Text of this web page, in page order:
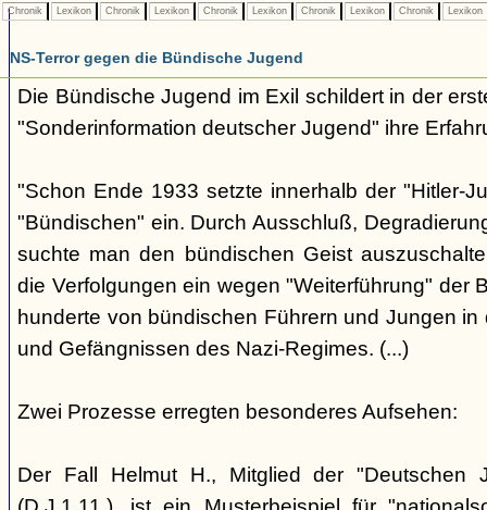
Chronik Lexikon Chronik Lexikon Chronik Lexikon Chronik Lexikon Chronik Lexikon
NS-Terror gegen die Bündische Jugend
Die Bündische Jugend im Exil schildert in der
"Sonderinformation deutscher Jugend" ihre
"Schon Ende 1933 setzte innerhalb der "Hitler-
"Bündischen" ein. Durch Ausschluß,
suchte man den bündischen Geist
die Verfolgungen ein wegen "Weiterführung" der
hunderte von bündischen Führern und Jungen
und Gefängnissen des Nazi-Regimes. (...)
Zwei Prozesse erregten besonderes Aufsehen:
Der Fall Helmut H., Mitglied der "Deutschen